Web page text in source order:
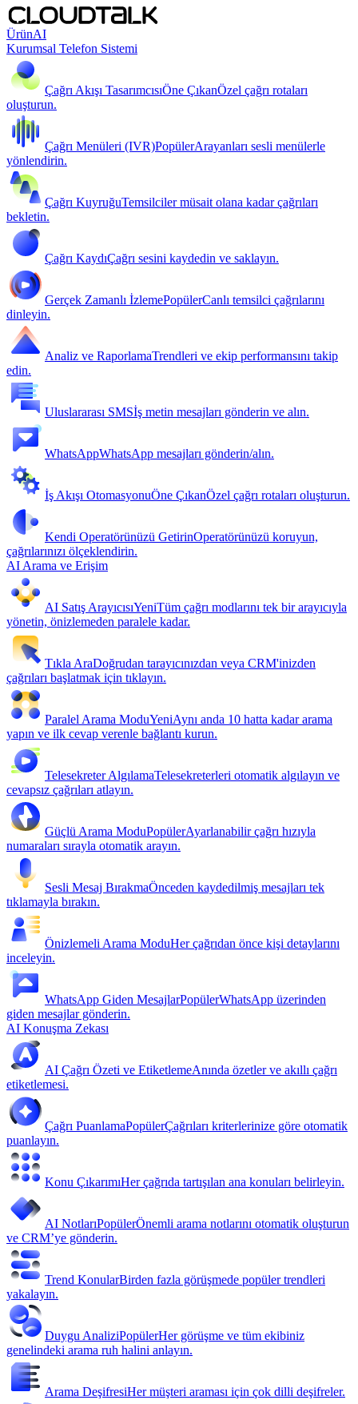
ÜrünAI
Kurumsal Telefon Sistemi
Çağrı Akışı TasarımcısıÖne ÇıkanÖzel çağrı rotaları
oluşturun.
Çağrı Menüleri (IVR)PopülerArayanları sesli menülerle
yönlendirin.
Çağrı KuyruğuTemsilciler müsait olana kadar çağrıları
bekletin.
Çağrı KaydıÇağrı sesini kaydedin ve saklayın.
Gerçek Zamanlı İzlemePopülerCanlı temsilci çağrılarını
dinleyin.
Analiz ve RaporlamaTrendleri ve ekip performansını takip
edin.
Uluslararası SMSİş metin mesajları gönderin ve alın.
WhatsAppWhatsApp mesajları gönderin/alın.
İş Akışı OtomasyonuÖne ÇıkanÖzel çağrı rotaları oluşturun.
Kendi Operatörünüzü GetirinOperatörünüzü koruyun,
çağrılarınızı ölçeklendirin.
AI Arama ve Erişim
AI Satış ArayıcısıYeniTüm çağrı modlarını tek bir arayıcıyla
yönetin, önizlemeden paralele kadar.
Tıkla AraDoğrudan tarayıcınızdan veya CRM'inizden
çağrıları başlatmak için tıklayın.
Paralel Arama ModuYeniAynı anda 10 hatta kadar arama
yapın ve ilk cevap verenle bağlantı kurun.
Telesekreter AlgılamaTelesekreterleri otomatik algılayın ve
cevapsız çağrıları atlayın.
Güçlü Arama ModuPopülerAyarlanabilir çağrı hızıyla
numaraları sırayla otomatik arayın.
Sesli Mesaj BırakmaÖnceden kaydedilmiş mesajları tek
tıklamayla bırakın.
Önizlemeli Arama ModuHer çağrıdan önce kişi detaylarını
inceleyin.
WhatsApp Giden MesajlarPopülerWhatsApp üzerinden
giden mesajlar gönderin.
AI Konuşma Zekası
AI Çağrı Özeti ve EtiketlemeAnında özetler ve akıllı çağrı
etiketlemesi.
Çağrı PuanlamaPopülerÇağrıları kriterlerinize göre otomatik
puanlayın.
Konu ÇıkarımıHer çağrıda tartışılan ana konuları belirleyin.
AI NotlarıPopülerÖnemli arama notlarını otomatik oluşturun
ve CRM’ye gönderin.
Trend KonularBirden fazla görüşmede popüler trendleri
yakalayın.
Duygu AnaliziPopülerHer görüşme ve tüm ekibiniz
genelindeki arama ruh halini anlayın.
Arama DeşifresiHer müşteri araması için çok dilli deşifreler.